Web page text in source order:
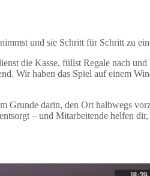
und sie Schritt für Schritt zu
die Kasse, füllst Regale nach
Wir haben das Spiel auf einem
Grunde darin, den Ort halbwegs
– und Mitarbeitende helfen